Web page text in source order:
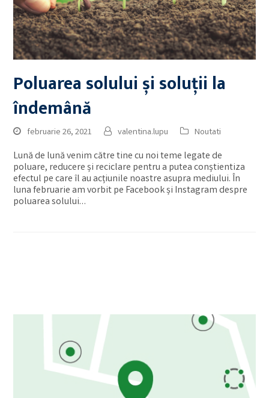
Poluarea solului și soluții la
îndemână
februarie 26, 2021 valentina.lupu Noutati
Lună de lună venim către tine cu noi teme legate de
poluare, reducere și reciclare pentru a putea conștientiza
efectul pe care îl au acțiunile noastre asupra mediului. În
luna februarie am vorbit pe Facebook și Instagram despre
poluarea solului…